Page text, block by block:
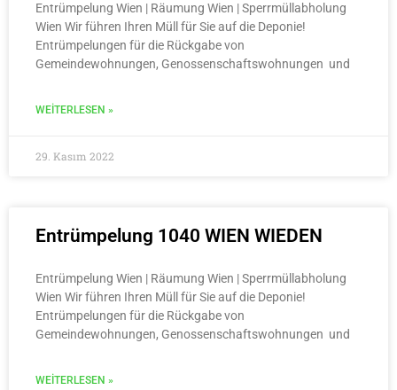
Entrümpelung Wien | Räumung Wien | Sperrmüllabholung
Wien Wir führen Ihren Müll für Sie auf die Deponie!
Entrümpelungen für die Rückgabe von
Gemeindewohnungen, Genossenschaftswohnungen und
WEITERLESEN »
29. Kasım 2022
Entrümpelung 1040 WIEN WIEDEN
Entrümpelung Wien | Räumung Wien | Sperrmüllabholung
Wien Wir führen Ihren Müll für Sie auf die Deponie!
Entrümpelungen für die Rückgabe von
Gemeindewohnungen, Genossenschaftswohnungen und
WEITERLESEN »